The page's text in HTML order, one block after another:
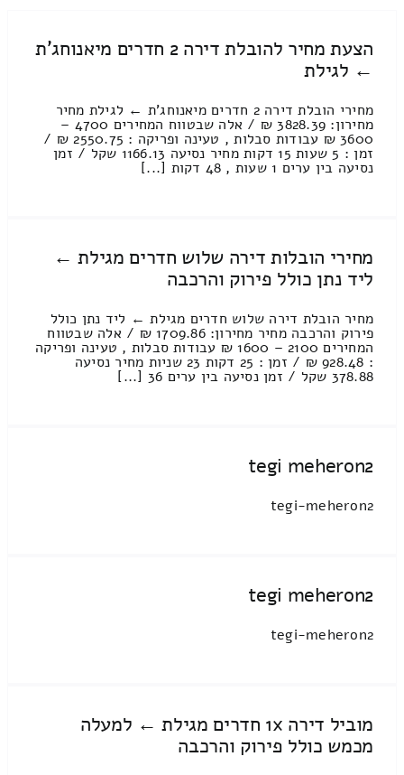
הצעת מחיר להובלת דירה 2 חדרים מיאנוחג'ת
← לגילת
מחירי הובלת דירה 2 חדרים מיאנוחג'ת ← לגילת מחיר
מחירון: 3828.39 ₪ / אלה שבטווח המחירים 4700 –
3600 ₪ עבודות סבלות , טעינה ופריקה : 2550.75 ₪ /
זמן : 5 שעות 15 דקות מחיר נסיעה 1166.13 שקל / זמן
נסיעה בין ערים 1 שעות , 48 דקות [...]
מחירי הובלות דירה שלוש חדרים מגילת ←
ליד נתן כולל פירוק והרכבה
מחיר הובלת דירה שלוש חדרים מגילת ← ליד נתן כולל
פירוק והרכבה מחיר מחירון: 1709.86 ₪ / אלה שבטווח
המחירים 2100 – 1600 ₪ עבודות סבלות , טעינה ופריקה
: 928.48 ₪ / זמן : 25 דקות 23 שניות מחיר נסיעה
378.88 שקל / זמן נסיעה בין ערים 36 [...]
tegi meheron2
tegi-meheron2
tegi meheron2
tegi-meheron2
מוביל דירה 1x חדרים מגילת ← למעלה
מכמש כולל פירוק והרכבה